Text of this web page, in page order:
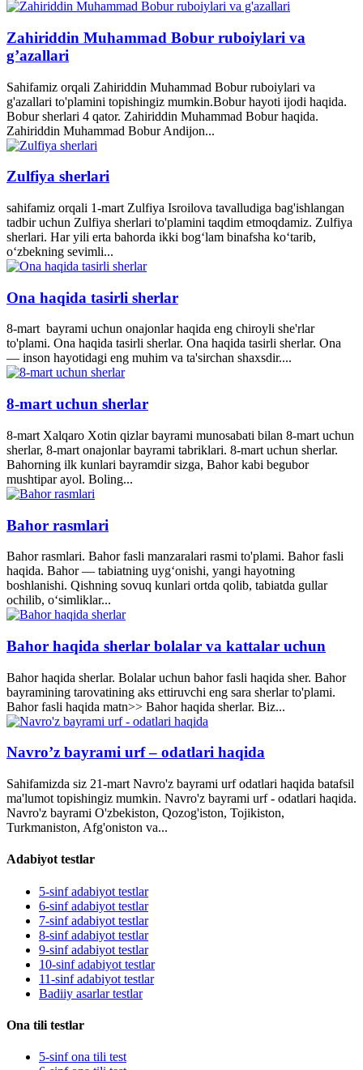
Zahiriddin Muhammad Bobur ruboiylari va
g’azallari
Sahifamiz orqali Zahiriddin Muhammad Bobur ruboiylari va
g'azallari to'plamini topishingiz mumkin.Bobur hayoti ijodi haqida.
Bobur sherlari 4 qator. Zahiriddin Muhammad Bobur haqida.
Zahiriddin Muhammad Bobur Andijon...
Zulfiya sherlari
sahifamiz orqali 1-mart Zulfiya Isroilova tavalludiga bag'ishlangan
tadbir uchun Zulfiya sherlari to'plamini taqdim etmoqdamiz. Zulfiya
sherlari. Har yili erta bahorda ikki bogʻlam binafsha koʻtarib,
oʻzbekning sevimli...
Ona haqida tasirli sherlar
8-mart bayrami uchun onajonlar haqida eng chiroyli she'rlar
to'plami. Ona haqida tasirli sherlar. Ona haqida tasirli sherlar. Ona
— inson hayotidagi eng muhim va ta'sirchan shaxsdir....
8-mart uchun sherlar
8-mart Xalqaro Xotin qizlar bayrami munosabati bilan 8-mart uchun
sherlar, 8-mart onajonlar bayrami tabriklari. 8-mart uchun sherlar.
Bahorning ilk kunlari bayramdir sizga, Bahor kabi begubor
mushtipar ayol. Boling...
Bahor rasmlari
Bahor rasmlari. Bahor fasli manzaralari rasmi to'plami. Bahor fasli
haqida. Bahor — tabiatning uyg‘onishi, yangi hayotning
boshlanishi. Qishning sovuq kunlari ortda qolib, tabiatda gullar
ochilib, o‘simliklar...
Bahor haqida sherlar bolalar va kattalar uchun
Bahor haqida sherlar. Bolalar uchun bahor fasli haqida sher. Bahor
bayramining tarovatining aks ettiruvchi eng sara sherlar to'plami.
Bahor fasli haqida matn>> Bahor haqida sherlar. Biz...
Navro’z bayrami urf – odatlari haqida
Sahifamizda siz 21-mart Navro'z bayrami urf odatlari haqida batafsil
ma'lumot topishingiz mumkin. Navro'z bayrami urf - odatlari haqida.
Navro'z bayrami O'zbekiston, Qozog'iston, Tojikiston,
Turkmaniston, Afg'oniston va...
Adabiyot testlar
5-sinf adabiyot testlar
6-sinf adabiyot testlar
7-sinf adabiyot testlar
8-sinf adabiyot testlar
9-sinf adabiyot testlar
10-sinf adabiyot testlar
11-sinf adabiyot testlar
Badiiy asarlar testlar
Ona tili testlar
5-sinf ona tili test